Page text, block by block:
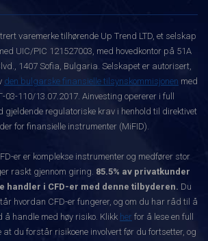
varemerke tilhørende Up Trend LTD, et selskap
UIC/PIC 121527003, med hovedkontor på 51A
1407 Sofia, Bulgaria. Selskapet er autorisert,
den bulgarske finansielle tilsynskommisjonen med
03-110/13.07.2017. Ainvesting opererer i full
gjeldende regulatoriske krav i henhold til direktivet
for finansielle instrumenter (MiFID).
er er komplekse instrumenter og medfører stor
raskt gjennom giring. 85.5% av privatkunder
handler i CFD-er med denne tilbyderen. Du
hvordan CFD-er fungerer, og om du har råd til å
å handle med høy risiko. Klikk her for å lese en full
du forstår risikoene involvert før du fortsetter, og